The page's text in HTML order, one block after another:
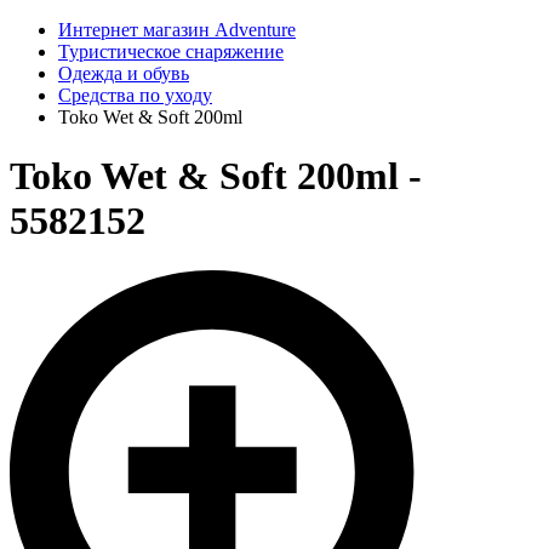
Интернет магазин Adventure
Туристическое снаряжение
Одежда и обувь
Средства по уходу
Toko Wet & Soft 200ml
Toko Wet & Soft 200ml -
5582152